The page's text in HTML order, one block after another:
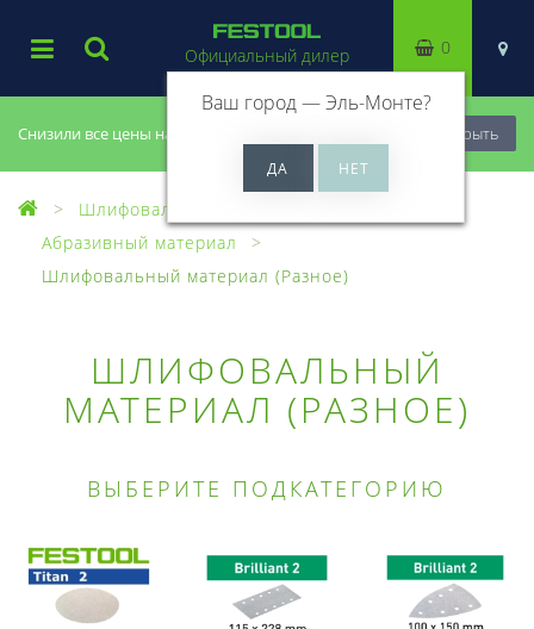
Снизили все цены на 20%, успей купить! Закрыть
Официальный дилер
Ваш город —Эль-Монте?
0
Шлифовальный материал
Абразивный материал
Шлифовальный материал (Разное)
ШЛИФОВАЛЬНЫЙ
МАТЕРИАЛ (РАЗНОЕ)
ВЫБЕРИТЕ ПОДКАТЕГОРИЮ